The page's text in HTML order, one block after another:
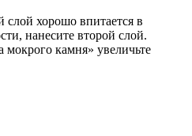
слой хорошо впитается в
нанесите второй слой.
мокрого камня» увеличьте